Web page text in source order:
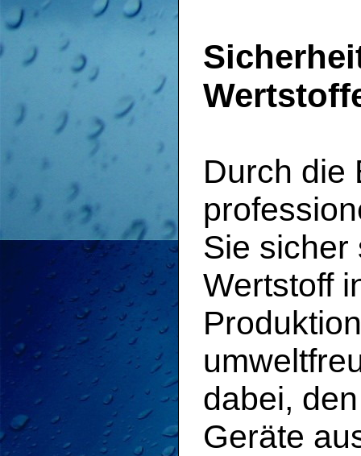
Durch die
Sie sicher
Wertstoff
dabei,
Geräte